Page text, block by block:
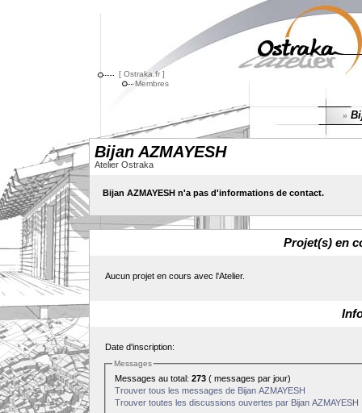
[ Ostraka.fr ]
Membres
»
Bijan AZMAYESH
Atelier Ostraka
Bijan AZMAYESH n'a pas d'informations de contact.
Projet(s) en
Aucun projet en cours avec l'Atelier.
Date d'inscription:
Messages
Messages au total:273 ( messages par jour)
Trouver tous les messages de Bijan AZMAYESH
Trouver toutes les discussions ouvertes par Bijan AZMAYESH